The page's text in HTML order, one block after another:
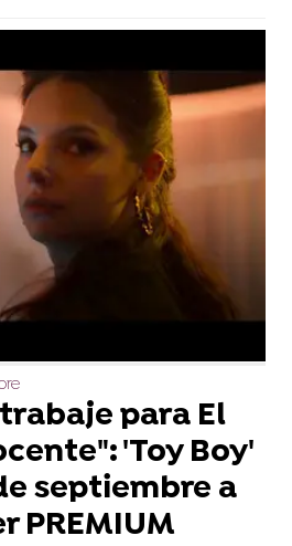
para El
'Toy Boy'
septiembre a
PREMIUM